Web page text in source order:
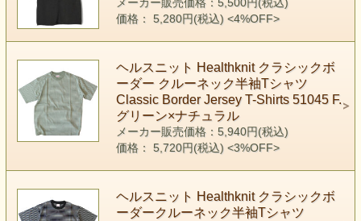
メーカー販売価格：5,500円(税込)
価格： 5,280円(税込) <4%OFF>
ヘルスニット Healthknit クラシックボ
ーダー クルーネック半袖Tシャツ
Classic Border Jersey T-Shirts 51045 F.
グリーン×ナチュラル
メーカー販売価格：5,940円(税込)
価格： 5,720円(税込) <3%OFF>
ヘルスニット Healthknit クラシックボ
ーダークルーネック半袖Tシャツ